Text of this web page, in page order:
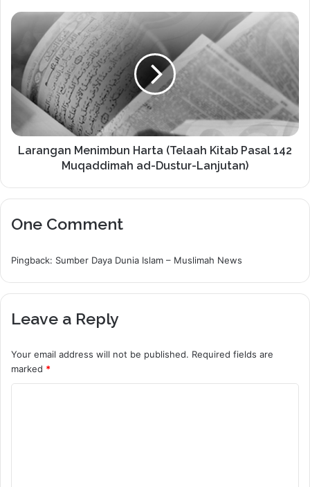
Larangan Menimbun Harta (Telaah Kitab Pasal 142
Muqaddimah ad-Dustur-Lanjutan)
One Comment
Pingback: Sumber Daya Dunia Islam – Muslimah News
Leave a Reply
Your email address will not be published. Required fields are
marked *